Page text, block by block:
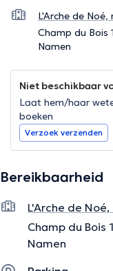
L'Arche de
Champ du Bois
Namen
Niet beschikbaar
Laat hem/haar
boeken
Verzoek verzenden
Bereikbaarheid
L'Arche de
Champ du Bois
Namen